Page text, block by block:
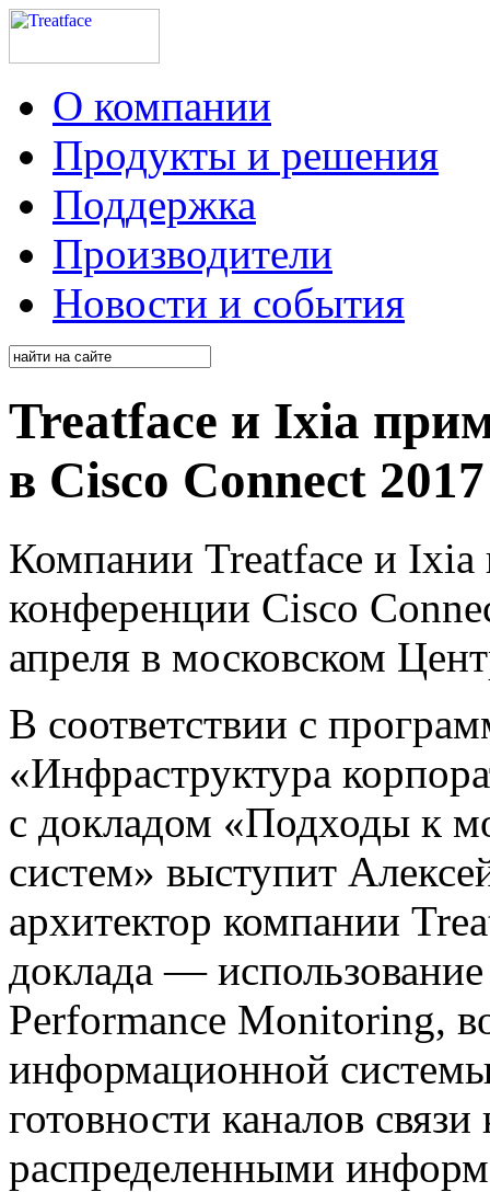
О компании
Продукты и решения
Поддержка
Производители
Новости и события
Treatface и Ixia
в Cisco Connect 2017
Компании Treatface и Ixia
конференции Cisco
апреля в московском
В соответствии с
«Инфраструктура
с докладом «Подходы к
систем» выступит
архитектор компании
доклада —
Performance Monitoring,
информационной
готовности каналов
распределенными